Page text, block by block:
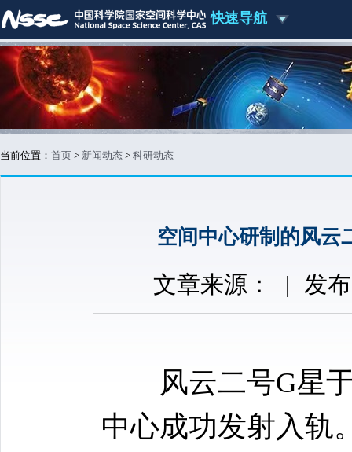
快速导航
当前位置： 首页 > 新闻动态 > 科研动态
空间中心研制的风云
文章来源： | 发
风云二号G星
中心成功发射入轨